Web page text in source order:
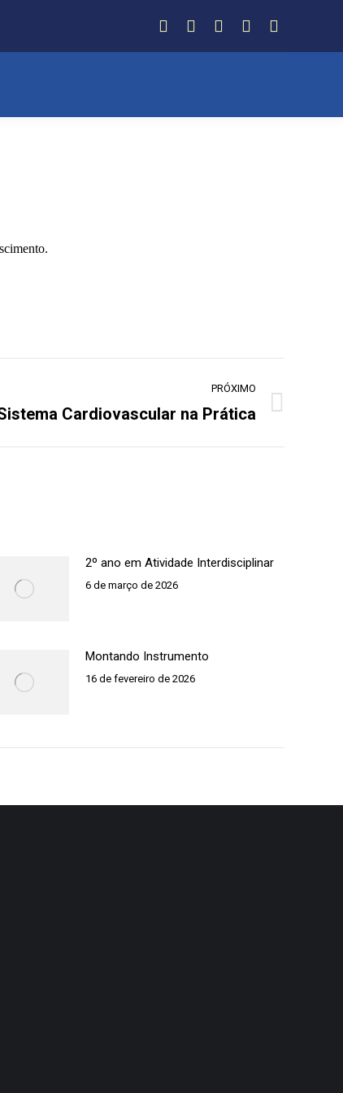
FacebookInstagram
TwitterYouTubeWhatsapp
PRÓXIMO
Cardiovascular na Prática
2º ano em Atividade Interdisciplinar
6 de março de 2026
Montando Instrumento
16 de fevereiro de 2026